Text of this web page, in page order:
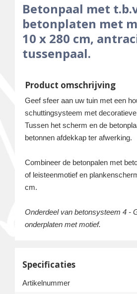
Betonpaal met
betonplaten met
10 x 280 cm,
tussenpaal.
Product omschrijving
Geef sfeer aan uw tuin met een
schuttingsysteem met
Tussen het scherm en de
betonnen afdekkap ter afwerking.
Combineer de betonpalen met
of leisteenmotief en
cm.
Onderdeel van betonsysteem 4 -
onderplaten met motief.
Specificaties
Artikelnummer